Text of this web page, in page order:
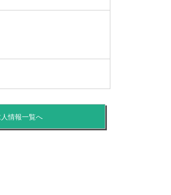
情報一覧へ